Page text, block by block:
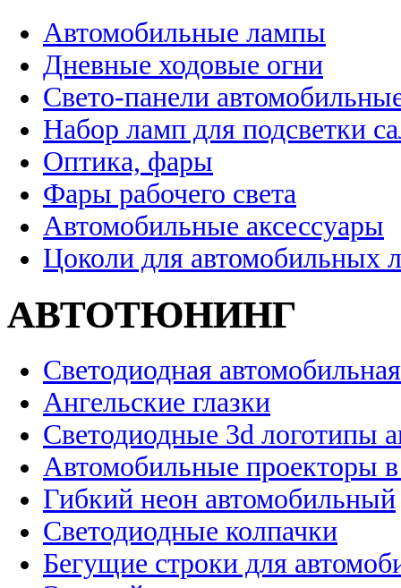
Автомобильные лампы
Дневные ходовые огни
Свето-панели
Набор ламп для подсветки
Оптика, фары
Фары рабочего света
Автомобильные аксессуары
Цоколи для автомобильных
АВТОТЮНИНГ
Светодиодная
Ангельские глазки
Светодиодные 3d логотипы
Автомобильные проекторы
Гибкий неон автомобильный
Светодиодные колпачки
Бегущие строки для